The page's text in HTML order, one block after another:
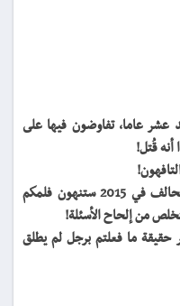
عاما، تفاوضون فيها على
قُتل!
تظنون أنكم بقولكم إنه قتل في ضربة للتحالف في 2015 ستنهون فلمكم
من إلحاح الأسئلة!
ما فعلتم برجل لم يطلق